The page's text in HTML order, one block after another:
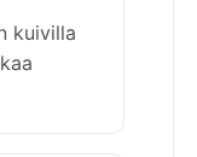
kuivilla